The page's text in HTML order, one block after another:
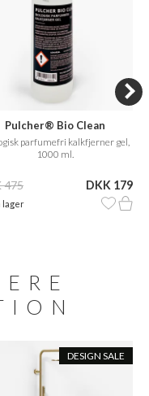
Pulcher® Bio Clean
parfumefri kalkfjerner gel,
1000 ml.
475 DKK 179
lager
DESIGN SALE